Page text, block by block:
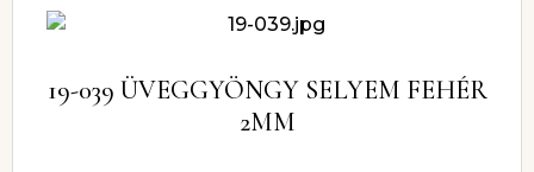
19-039 ÜVEGGYÖNGY SELYEM FEHÉR
2MM